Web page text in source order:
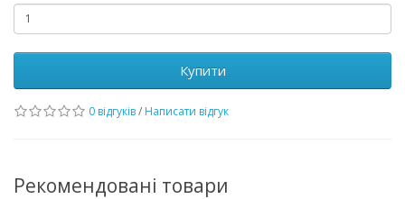
Купити
0 відгуків/ Написати відгук
Рекомендовані товари